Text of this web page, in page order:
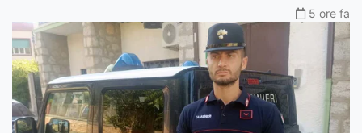
5 ore fa